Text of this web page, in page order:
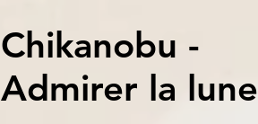
Chikanobu -
Admirer la lune